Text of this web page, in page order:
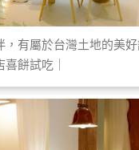
，有屬於台灣土地的美
餅試吃｜